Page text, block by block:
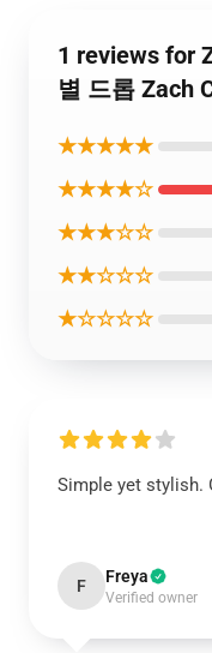
1 reviews for
별 드롭 Zach
★★★★★
★★★★☆
★★★☆☆
★★☆☆☆
★☆☆☆☆
Simple yet stylish.
F Freya
Verified owner